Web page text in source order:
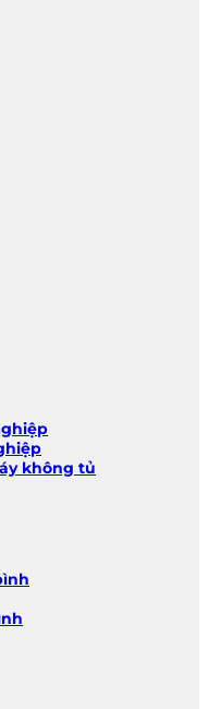
không tủ